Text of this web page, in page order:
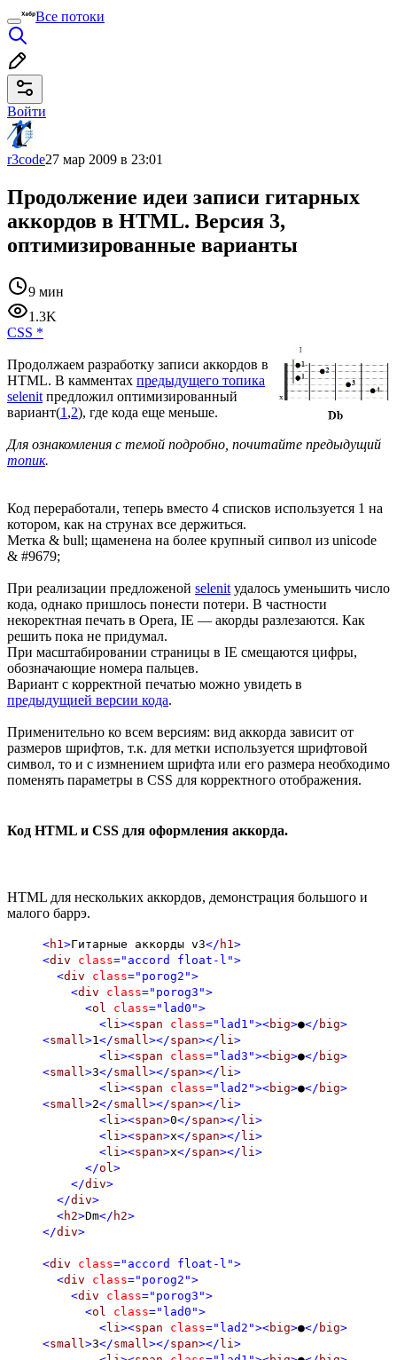
Все потоки
Войти
r3code27 мар 2009 в 23:01
Продолжение идеи записи гитарных
аккордов в HTML. Версия 3,
оптимизированные варианты
9 мин
1.3K
CSS *
Продолжаем разработку записи аккордов в
HTML. В камментах предыдущего топика
selenit предложил оптимизированный
вариант(1 ,2), где кода еще меньше.
Для ознакомления с темой подробно, почитайте предыдущий
топик.
Код переработали, теперь вместо 4 списков используется 1 на
котором, как на струнах все держиться.
Метка & bull; щаменена на более крупный сипвол из unicode
& #9679;
При реализации предложеной selenit удалось уменьшить число
кода, однако пришлось понести потери. В частности
некоректная печать в Opera, IE — акорды разлезаются. Как
решить пока не придумал.
При масштабировании страницы в IE смещаются цифры,
обозначающие номера пальцев.
Вариант с корректной печатью можно увидеть в
предыдущией версии кода.
Применительно ко всем версиям: вид аккорда зависит от
размеров шрифтов, т.к. для метки используется шрифтовой
символ, то и с измнением шрифта или его размера необходимо
поменять параметры в CSS для корректного отображения.
Код HTML и CSS для оформления аккорда.
HTML для нескольких аккордов, демонстрация большого и
малого баррэ.
<h1>Гитарные аккорды v3</ h1>
<div class="accord float-l">
<div class="porog2">
<div class="porog3">
<ol class="lad0">
<li><span class="lad1"><big>●</ big>
<small>1</small></span></ li>
<li><span class="lad3"><big>●</ big>
<small>3</small></span></ li>
<li><span class="lad2"><big>●</ big>
<small>2</small></span></ li>
<li><span>0</span></ li>
<li><span>x</span></ li>
<li><span>x</span></ li>
</ol>
</div>
</div>
<h2>Dm</ h2>
</div>
<div class="accord float-l">
<div class="porog2">
<div class="porog3">
<ol class="lad0">
<li><span class="lad2"><big>●</ big>
<small>3</small></span></ li>